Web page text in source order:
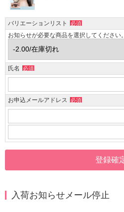
バリエーションリスト 必須
お知らせが必要な商品を選択してください。
氏名 必須
お申込メールアドレス 必須
入荷お知らせメール停止